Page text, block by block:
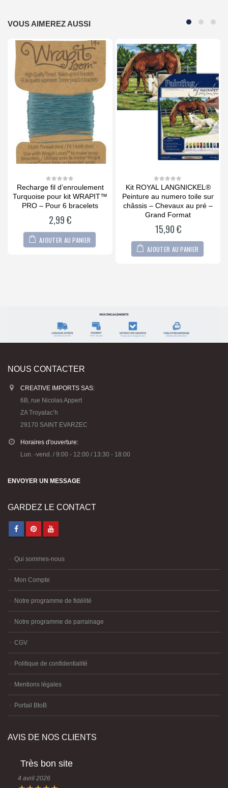
VOUS AIMEREZ AUSSI
0
of
5
Recharge fil d’enroulement
Turquoise pour kit WRAPIT™
PRO – Pour 6 bracelets
2,99€
AJOUTER AU PANIER
0
of
5
Kit ROYAL LANGNICKEL®
Peinture au numero toile sur
châssis – Chevaux au pré –
Grand Format
15,90€
AJOUTER AU PANIER
NOUS CONTACTER
CREATIVE IMPORTS SAS:
6B, rue Nicolas Appert
ZA Troyalac’h
29170 SAINT EVARZEC
Horaires d'ouverture:
Lun. -vend. / 9:00 - 12:00 / 13:30 - 18:00
ENVOYER UN MESSAGE
GARDEZ LE CONTACT
Qui sommes-nous
Mon Compte
Notre programme de fidélité
Notre programme de parrainage
CGV
Politique de confidentialité
Mentions légales
Portail BtoB
AVIS DE NOS CLIENTS
Très bon site
4 avril 2026